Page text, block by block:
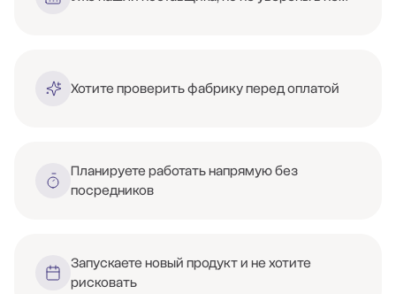
Хотите проверить фабрику перед оплатой
Планируете работать напрямую без
посредников
Запускаете новый продукт и не хотите
рисковать